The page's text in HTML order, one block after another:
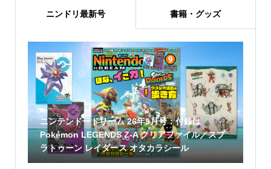
ニンドリ最新号 書籍・グッズ
ニンテンドードリーム 26年9月号：付録は
Pokémon LEGENDS Z-A クリアファイル／スプ
ラトゥーン レイダース オタカラシール